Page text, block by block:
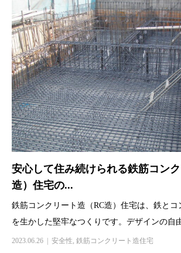
安心して住み続けられる鉄筋コン
造）住宅の...
鉄筋コンクリート造（RC造）住宅は、鉄と
を生かした堅牢なつくりです。デザインの自
2023.06.26 安全性, 鉄筋コンクリート造住宅